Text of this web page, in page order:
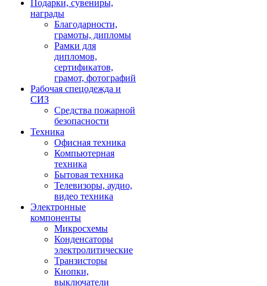
Подарки, сувениры,
награды
Благодарности,
грамоты, дипломы
Рамки для
дипломов,
сертификатов,
грамот, фотографий
Рабочая спецодежда и
СИЗ
Средства пожарной
безопасности
Техника
Офисная техника
Компьютерная
техника
Бытовая техника
Телевизоры, аудио,
видео техника
Электронные
компоненты
Микросхемы
Конденсаторы
электролитические
Транзисторы
Кнопки,
выключатели